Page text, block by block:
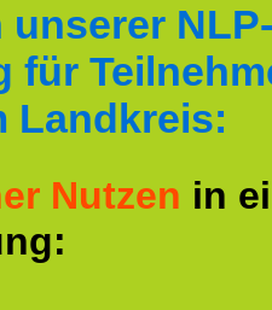
unserer
für
Landkreis:
Nutzen in